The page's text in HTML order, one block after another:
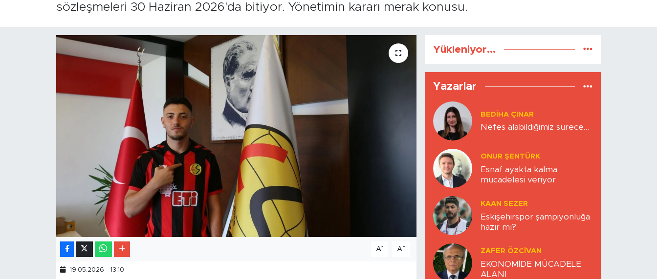
sözleşmeleri 30 Haziran 2026'da bitiyor. Yönetimin kararı merak konusu.
A- A+
19.05.2026 - 13:10
Yükleniyor...
Yazarlar
BEDIHA ÇINAR
Nefes alabildiğimiz sürece…
ONUR ŞENTÜRK
Esnaf ayakta kalma
mücadelesi veriyor
KAAN SEZER
Eskişehirspor şampiyonluğa
hazır mı?
ZAFER ÖZCIVAN
EKONOMİDE MÜCADELE
ALANI